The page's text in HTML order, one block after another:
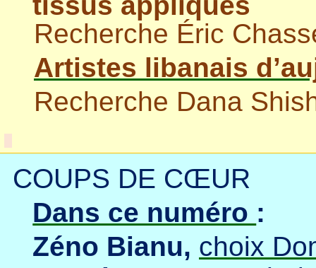
Recherche Éric
Artistes libanais
Recherche Dana
COUPS DE CŒUR
Dans ce numéro :
Zéno Bianu, choix